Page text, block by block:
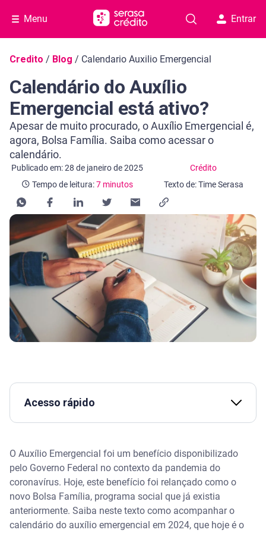
Menu Entrar
Navegação do blog
Credito / Blog / Calendario Auxilio Emergencial
Calendário do Auxílio
Emergencial está ativo?
Apesar de muito procurado, o Auxílio Emergencial é,
agora, Bolsa Família. Saiba como acessar o
calendário.
Publicado em: 28 de janeiro de 2025 Crédito
Categoria Crédito
Tempo de leitura:7 minutos
Tempo de leitura: 7 minutos
Texto de: Time Serasa
Acesso rápido
Auxílio Emergencial em 2024: ainda existe? O
calendário de pagamentos está ativo?
Passo a passo para consultar o Calendário do
Bolsa Família (antigo Auxílio Emergencial)
O Auxílio Emergencial foi um benefício disponibilizado
pelo Governo Federal no contexto da pandemia do
coronavírus. Hoje, este benefício foi relançado como o
novo Bolsa Família, programa social que já existia
anteriormente. Saiba neste texto como acompanhar o
calendário do auxílio emergencial em 2024, que hoje é o